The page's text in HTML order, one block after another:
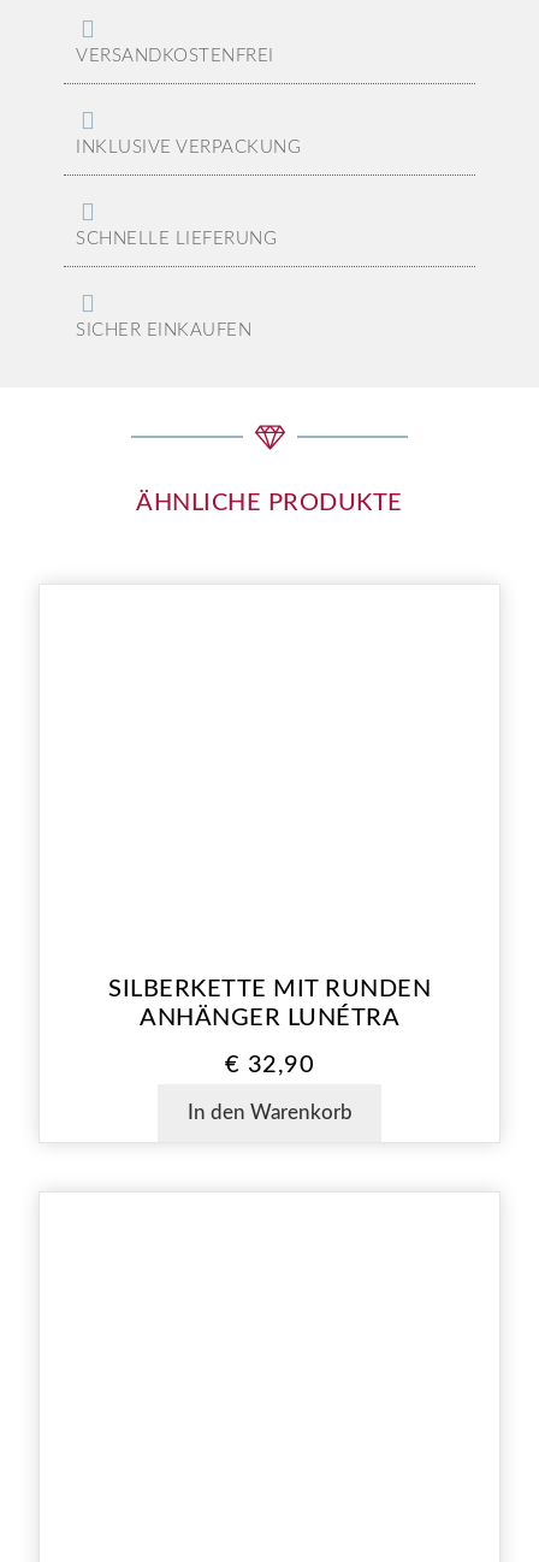
VERSANDKOSTENFREI
INKLUSIVE VERPACKUNG
SCHNELLE LIEFERUNG
SICHER EINKAUFEN
ÄHNLICHE PRODUKTE
SILBERKETTE MIT RUNDEN
ANHÄNGER LUNÉTRA
€ 32,90
In den Warenkorb